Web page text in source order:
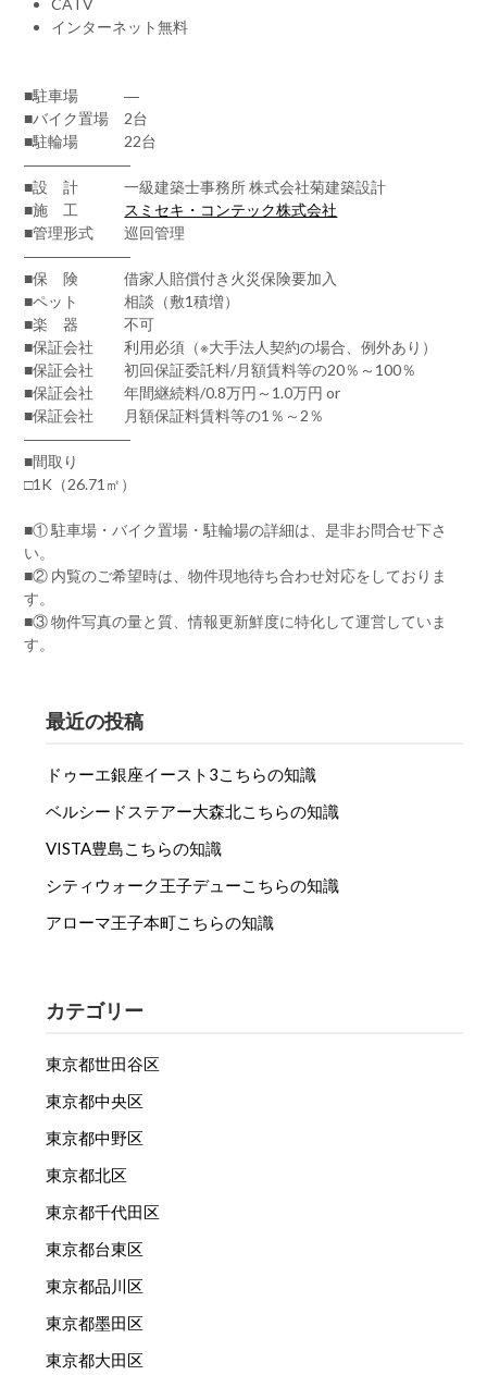
CATV
インターネット無料
■駐車場 ―
■バイク置場 2台
■駐輪場 22台
―――――――
■設 計 一級建築士事務所 株式会社菊建築設計
■施 工 スミセキ・コンテック株式会社
■管理形式 巡回管理
―――――――
■保 険 借家人賠償付き火災保険要加入
■ペット 相談（敷1積増）
■楽 器 不可
■保証会社 利用必須（※大手法人契約の場合、例外あり）
■保証会社 初回保証委託料/月額賃料等の20％～100％
■保証会社 年間継続料/0.8万円～1.0万円 or
■保証会社 月額保証料賃料等の1％～2％
―――――――
■間取り
□1K（26.71㎡）
■① 駐車場・バイク置場・駐輪場の詳細は、是非お問合せ下さ
い。
■② 内覧のご希望時は、物件現地待ち合わせ対応をしておりま
す。
■③ 物件写真の量と質、情報更新鮮度に特化して運営していま
す。
最近の投稿
ドゥーエ銀座イースト3こちらの知識
ベルシードステアー大森北こちらの知識
VISTA豊島こちらの知識
シティウォーク王子デューこちらの知識
アローマ王子本町こちらの知識
カテゴリー
東京都世田谷区
東京都中央区
東京都中野区
東京都北区
東京都千代田区
東京都台東区
東京都品川区
東京都墨田区
東京都大田区